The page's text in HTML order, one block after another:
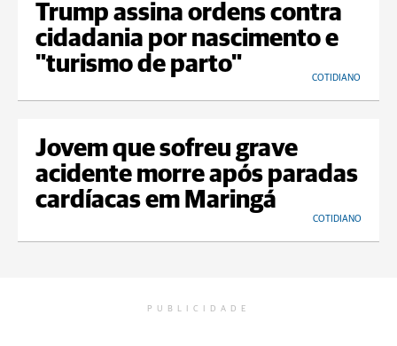
Trump assina ordens contra
cidadania por nascimento e
"turismo de parto"
COTIDIANO
Jovem que sofreu grave
acidente morre após paradas
cardíacas em Maringá
COTIDIANO
PUBLICIDADE